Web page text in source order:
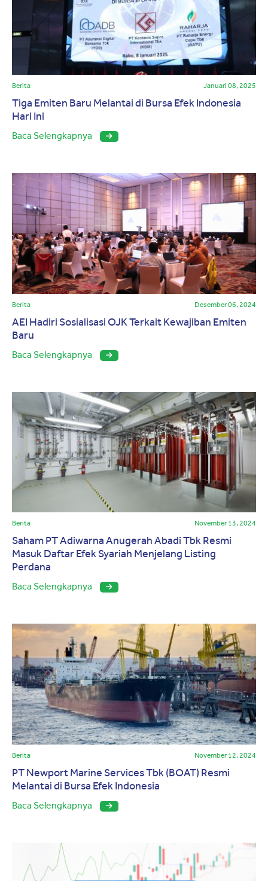
Berita Januari 08, 2025
Tiga Emiten Baru Melantai di Bursa Efek Indonesia
Hari Ini
Baca Selengkapnya
Berita Desember 06, 2024
AEI Hadiri Sosialisasi OJK Terkait Kewajiban Emiten
Baru
Baca Selengkapnya
Berita November 13, 2024
Saham PT Adiwarna Anugerah Abadi Tbk Resmi
Masuk Daftar Efek Syariah Menjelang Listing
Perdana
Baca Selengkapnya
Berita November 12, 2024
PT Newport Marine Services Tbk (BOAT) Resmi
Melantai di Bursa Efek Indonesia
Baca Selengkapnya